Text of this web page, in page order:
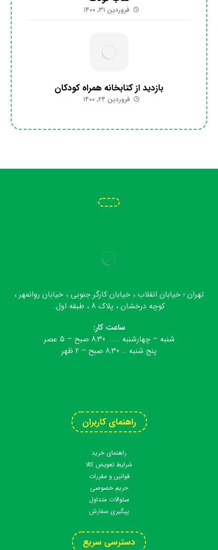
فروردین ۳۱, ۱۴۰۰
بازدید از کتابخانه همراه کودکان
فروردین ۲۴, ۱۴۰۰
تهران ؛ خیابان انقلاب ، خیابان کارگر جنوبی ، خیابان روانمهر ،
کوچه درخشان ، پلاک 8 ، طبقه اول.
ساعت کار:
شنبه – چهارشنبه …… 8:30 صبح – 5 عصر
پنج شنبه … 8:30 صبح – 2 ظهر
راهنمای کاربران
راهنمای خرید
شرایط تعویض کالا
قوانین و مقررات
حریم خصوصی
سئوالات متداول
پیگیری سفارش
دسترسی سریع